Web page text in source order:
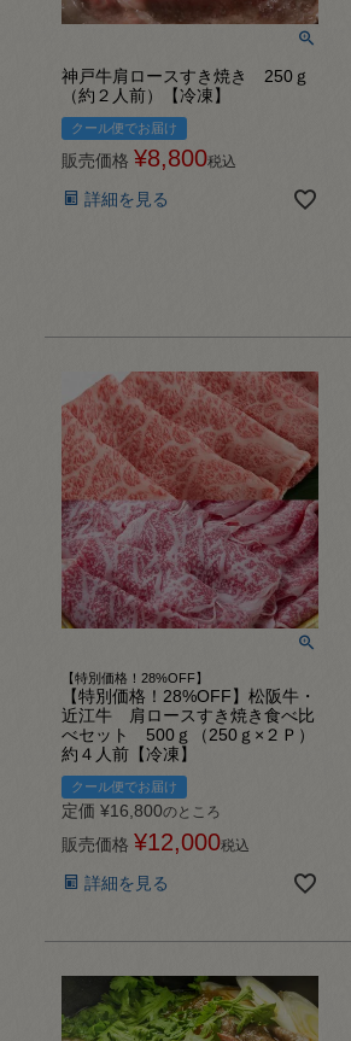
神戸牛肩ロースすき焼き 250ｇ
（約２人前）【冷凍】
クール便でお届け
販売価格 ¥8,800税込
詳細を見る
【特別価格！28%OFF】
【特別価格！28%OFF】松阪牛・
近江牛 肩ロースすき焼き食べ比
べセット 500ｇ（250ｇ×２Ｐ）
約４人前【冷凍】
クール便でお届け
定価 ¥16,800のところ
販売価格 ¥12,000税込
詳細を見る